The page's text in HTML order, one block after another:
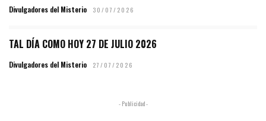
Divulgadores del Misterio 30/07/2026
TAL DÍA COMO HOY 27 DE JULIO 2026
Divulgadores del Misterio 27/07/2026
- Publicidad -